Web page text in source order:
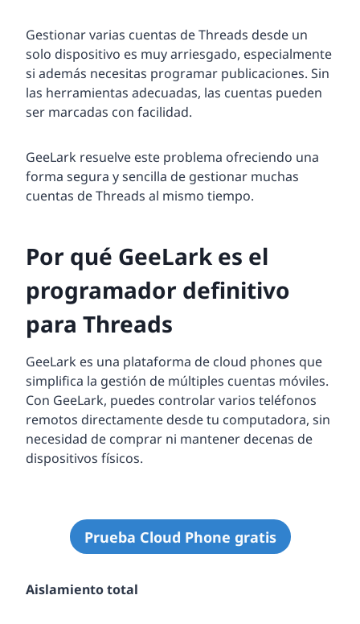
Gestionar varias cuentas de Threads desde un
solo dispositivo es muy arriesgado, especialmente
si además necesitas programar publicaciones. Sin
las herramientas adecuadas, las cuentas pueden
ser marcadas con facilidad.
GeeLark resuelve este problema ofreciendo una
forma segura y sencilla de gestionar muchas
cuentas de Threads al mismo tiempo.
Por qué GeeLark es el
programador definitivo
para Threads
GeeLark es una plataforma de cloud phones que
simplifica la gestión de múltiples cuentas móviles.
Con GeeLark, puedes controlar varios teléfonos
remotos directamente desde tu computadora, sin
necesidad de comprar ni mantener decenas de
dispositivos físicos.
Prueba Cloud Phone gratis
Aislamiento total